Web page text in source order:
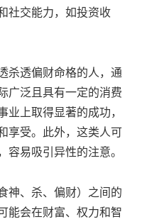
社交能力，如投资收
杀透偏财命格的人，通
广泛且具有一定的消费
业上取得显著的成功，
享受。此外，这类人可
容易吸引异性的注意。
神、杀、偏财）之间的
能会在财富、权力和智